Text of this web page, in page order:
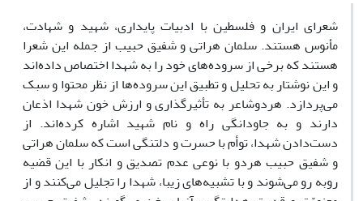
شعرای ایران و فلسطین با ادبیات پایداری، شهید و شهادت،
مأنوس هستند. سلمان هراتی و شفیق حبیب از جمله این شعرا
هستند که برخی از سروده‌های خود را به شهدا اختصاص داده‌اند
و این نوشتار به تحلیل و تطبیق این سروده‌ها از نظر محتوا و سبک
می‌پردازد. هردوشاعر به تأثیرگذاری و ارزش خون شهدا اذعان
دارند و به جاودانگی راه و نام شهید اشاره کرده‌اند. از
دست‌دادن شهدا، توأم با حسرت و دلتنگی است که سلمان هراتی
و شفیق حبیب هردو با نوعی عدم تصدیق و انکار با این قضیه
روبه رو می‌شوند و با تشبیه‌های زیبا، شهدا را تجلیل می‌کنند و از